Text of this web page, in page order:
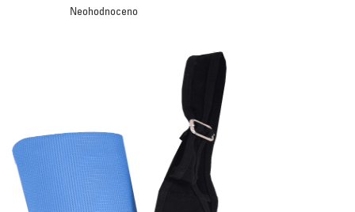
Průměrné
hodnocení
Neohodnoceno